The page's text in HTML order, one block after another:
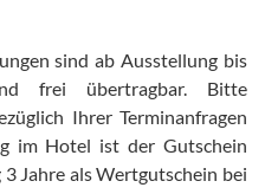
sind ab Ausstellung bis
frei übertragbar. Bitte
Ihrer Terminanfragen
im Hotel ist der Gutschein
Jahre als Wertgutschein bei